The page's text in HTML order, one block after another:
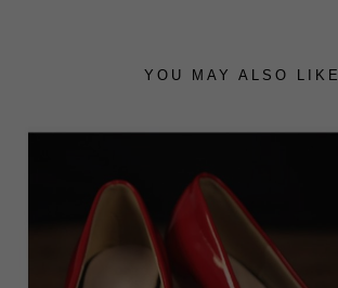
YOU MAY ALSO LIKE